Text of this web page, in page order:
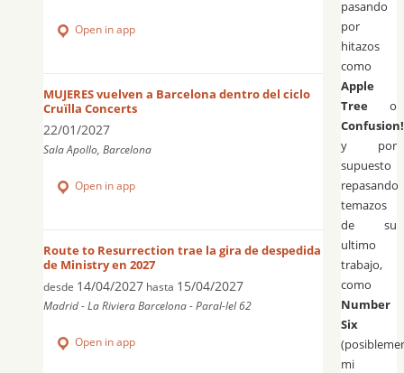
pasando
por
hitazos
como
Apple
Tree o
y por
supuesto
repasando
temazos
de su
ultimo
trabajo,
como
Number
Six
mi
Open in app
MUJERES vuelven a Barcelona dentro del ciclo
Cruïlla Concerts
22/01/2027
Sala Apollo, Barcelona
Open in app
Route to Resurrection trae la gira de despedida
de Ministry en 2027
desde 14/04/2027 hasta 15/04/2027
Madrid - La Riviera Barcelona - Paral-lel 62
Open in app